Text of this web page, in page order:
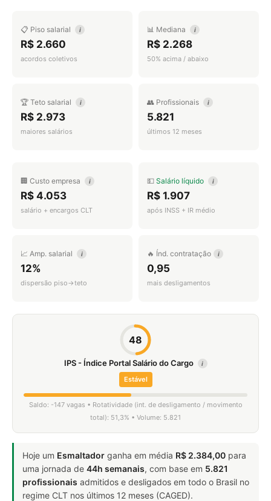
📋 Piso salarial i
R$ 2.660
acordos coletivos
📊 Mediana i
R$ 2.268
50% acima / abaixo
🏆 Teto salarial i
R$ 2.973
maiores salários
👥 Profissionais i
5.821
últimos 12 meses
🏢 Custo empresa i
R$ 4.053
salário + encargos CLT
💵 Salário líquido i
R$ 1.907
após INSS + IR médio
📈 Amp. salarial i
12%
dispersão piso→teto
🔥 Índ. contratação i
0,95
mais desligamentos
48
IPS - Índice Portal Salário do Cargo i
Estável
Saldo: -147 vagas • Rotatividade (int. de desligamento / movimento
total): 51,3% • Volume: 5.821
Hoje um Esmaltador ganha em média R$ 2.384,00 para
uma jornada de 44h semanais, com base em 5.821
profissionais admitidos e desligados em todo o Brasil no
regime CLT nos últimos 12 meses (CAGED).